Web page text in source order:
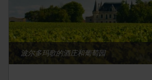
波尔多玛歌的酒庄和葡萄园